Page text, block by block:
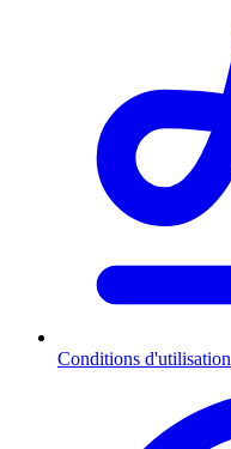
Conditions d'utilisation